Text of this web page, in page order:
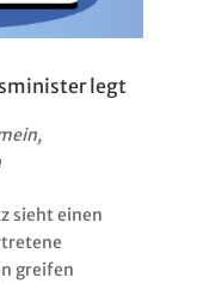
legt
,
sieht einen
greifen